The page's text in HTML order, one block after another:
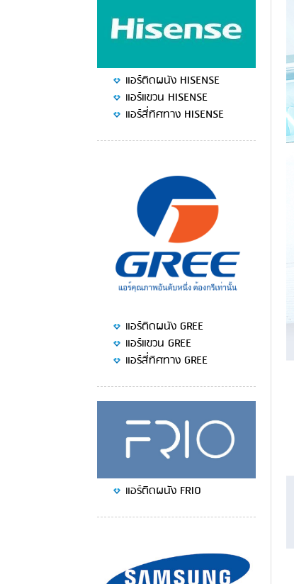
แอร์ติดผนัง HISENSE
แอร์แขวน HISENSE
แอร์สี่ทิศทาง HISENSE
แอร์ติดผนัง GREE
แอร์แขวน GREE
แอร์สี่ทิศทาง GREE
แอร์ติดผนัง FRIO